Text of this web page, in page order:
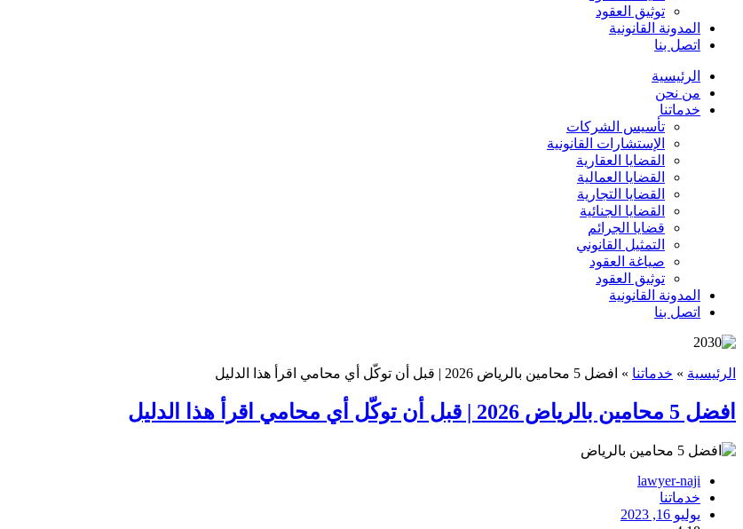
توثيق العقود
المدونة القانونية
اتصل بنا
الرئيسية
من نحن
خدماتنا
تأسيس الشركات
الإستشارات القانونية
القضايا العقارية
القضايا العمالية
القضايا التجارية
القضايا الجنائية
قضايا الجرائم
التمثيل القانوني
صياغة العقود
توثيق العقود
المدونة القانونية
اتصل بنا
الرئيسية » خدماتنا » افضل 5 محامين بالرياض 2026 | قبل أن توكّل أي محامي اقرأ هذا الدليل
افضل 5 محامين بالرياض 2026 | قبل أن توكّل أي محامي اقرأ هذا الدليل
lawyer-naji
خدماتنا
يوليو 16, 2023